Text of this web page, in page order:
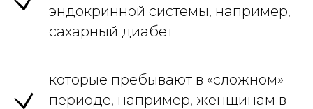
эндокринной системы, например,
сахарный диабет
которые пребывают в «сложном»
периоде, например, женщинам в